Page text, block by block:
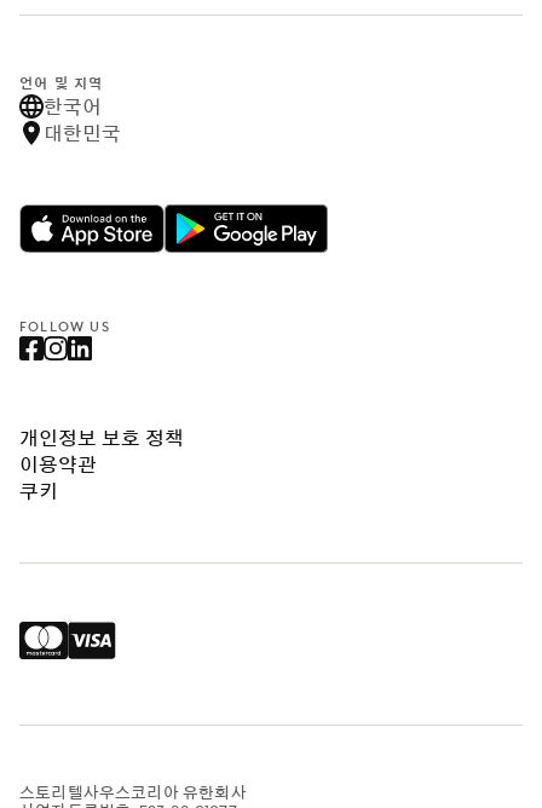
언어 및 지역
한국어
대한민국
FOLLOW US
개인정보 보호 정책
이용약관
쿠키
스토리텔사우스코리아 유한회사